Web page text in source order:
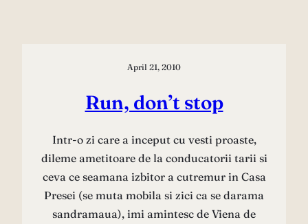
April 21, 2010
Run, don’t stop
Intr-o zi care a inceput cu vesti proaste,
dileme ametitoare de la conducatorii tarii si
ceva ce seamana izbitor a cutremur in Casa
Presei (se muta mobila si zici ca se darama
sandramaua), imi amintesc de Viena de